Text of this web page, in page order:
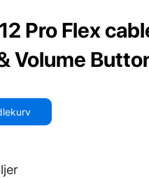
Pro Flex
Volume